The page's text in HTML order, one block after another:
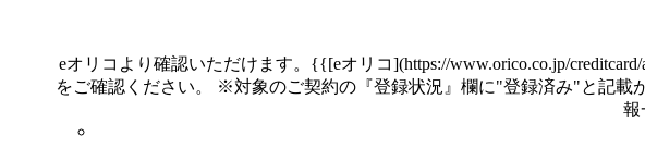
eオリコより確認いただけます。{{[eオリコ](https://www.orico.co.jp/
をご確認ください。 ※対象のご契約の『登録状況』欄に"登録済み"と記
報